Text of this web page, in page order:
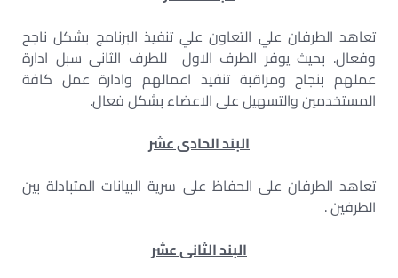
تعاهد الطرفان علي التعاون علي تنفيذ البرنامج بشكل ناجح
وفعال. بحيث يوفر الطرف الاول للطرف الثانى سبل ادارة
عملهم بنجاح ومراقبة تنفيذ اعمالهم وادارة عمل كافة
المستخدمين والتسهيل على الاعضاء بشكل فعال.
البند الحادى عشر
تعاهد الطرفان على الحفاظ على سرية البيانات المتبادلة بين
الطرفين .
البند الثانى عشر